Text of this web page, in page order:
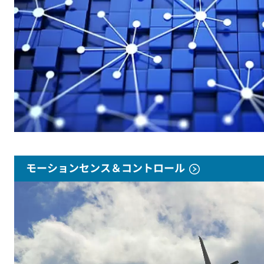
モーションセンス＆コントロール